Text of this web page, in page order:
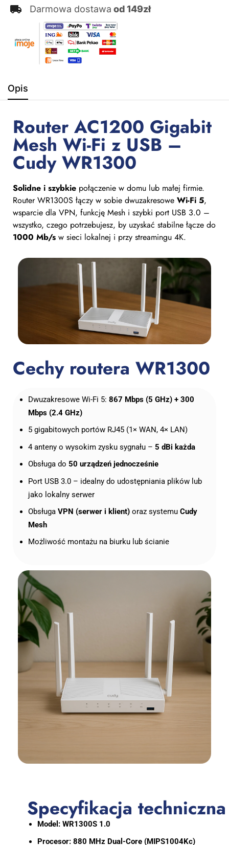
Darmowa dostawa od 149zł
Opis
Router AC1200 Gigabit
Mesh Wi-Fi z USB –
Cudy WR1300
Solidne i szybkie połączenie w domu lub małej firmie.
Router WR1300S łączy w sobie dwuzakresowe Wi-Fi 5,
wsparcie dla VPN, funkcję Mesh i szybki port USB 3.0 –
wszystko, czego potrzebujesz, by uzyskać stabilne łącze do
1000 Mb/s w sieci lokalnej i przy streamingu 4K.
Cechy routera WR1300
Dwuzakresowe Wi-Fi 5: 867 Mbps (5 GHz) + 300
Mbps (2.4 GHz)
5 gigabitowych portów RJ45 (1× WAN, 4× LAN)
4 anteny o wysokim zysku sygnału – 5 dBi każda
Obsługa do 50 urządzeń jednocześnie
Port USB 3.0 – idealny do udostępniania plików lub
jako lokalny serwer
Obsługa VPN (serwer i klient) oraz systemu Cudy
Mesh
Możliwość montażu na biurku lub ścianie
Specyfikacja techniczna
Model: WR1300S 1.0
Procesor: 880 MHz Dual-Core (MIPS1004Kc)